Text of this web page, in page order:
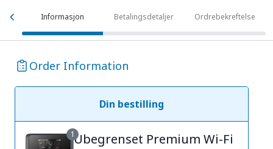
Informasjon Betalingsdetaljer Ordrebekreftelse
Order Information
Din bestilling
1Ubegrenset Premium Wi-Fi